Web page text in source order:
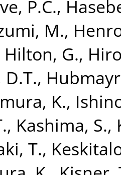
P.C.,
M.,
Hilton, G.,
,
K.,
, Kashima, S.,
T.,